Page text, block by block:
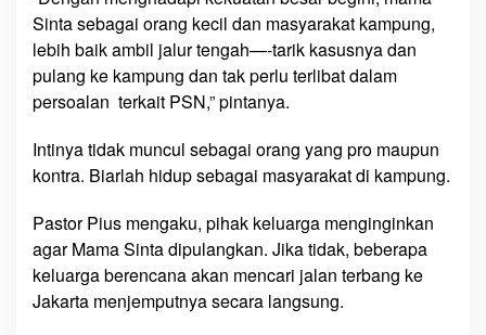
T
e
r
t
e
t
u
a
s
c
Sinta sebagai orang kecil dan masyarakat kampung,
lebih baik ambil jalur tengah—-tarik kasusnya dan
pulang ke kampung dan tak perlu terlibat dalam
persoalan terkait PSN,” pintanya.
Intinya tidak muncul sebagai orang yang pro maupun
kontra. Biarlah hidup sebagai masyarakat di kampung.
Pastor Pius mengaku, pihak keluarga menginginkan
agar Mama Sinta dipulangkan. Jika tidak, beberapa
keluarga berencana akan mencari jalan terbang ke
Jakarta menjemputnya secara langsung.